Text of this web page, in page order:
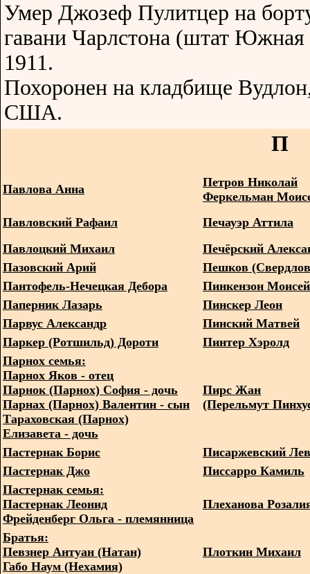
Умер Джозеф Пулитцер на
гавани Чарлстона (штат Южная
1911.
Похоронен на кладбище
США.
П
Павлова Анна
Петров Николай
Феркельман
Павловский Рафаил
Печауэр Аттила
Павлоцкий Михаил
Печёрский
Пазовский Арий
Пешков
Пантофель-Нечецкая Дебора
Пинкензон Моисей
Паперник Лазарь
Пинскер Леон
Парвус Александр
Пинский Матвей
Паркер (Ротшильд) Дороти
Пинтер Хэролд
Парнох семья:
Парнох Яков - отец
Парнок (Парнох) София - дочь
Парнах (Парнох) Валентин - сын
Тараховская (Парнох)
Елизавета - дочь
Пирс Жан
(Перельмут
Пастернак Борис
Писаржевский Лев
Пастернак Джо
Писсарро Камиль
Пастернак семья:
Пастернак Леонид
Фрейденберг Ольга - племянница
Плеханова
Братья:
Певзнер Антуан (Натан)
Габо Наум (Нехамия)
Плоткин Михаил